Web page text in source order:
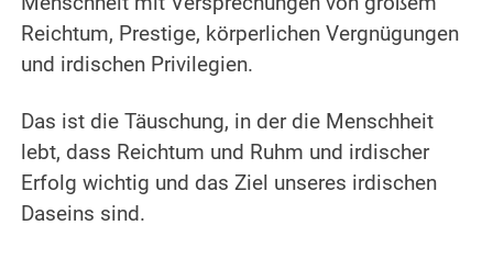
Reichtum, Prestige, körperlichen Vergnügungen
und irdischen Privilegien.
Das ist die Täuschung, in der die Menschheit
lebt, dass Reichtum und Ruhm und irdischer
Erfolg wichtig und das Ziel unseres irdischen
Daseins sind.